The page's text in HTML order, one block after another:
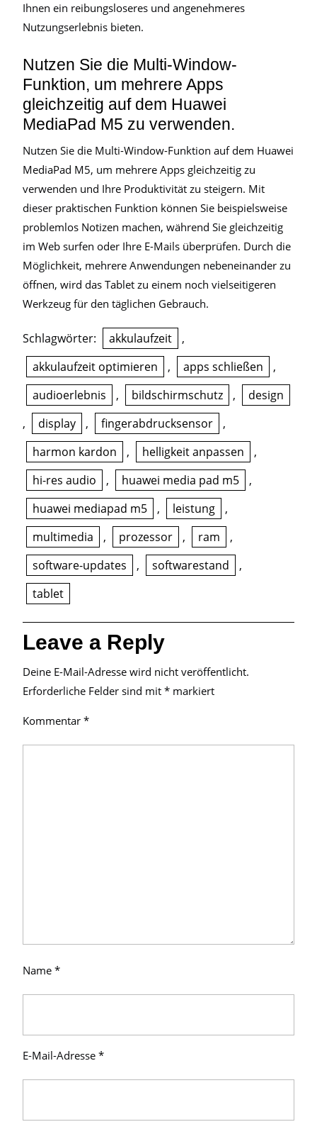
Ihnen ein reibungsloseres und angenehmeres
Nutzungserlebnis bieten.
Nutzen Sie die Multi-Window-
Funktion, um mehrere Apps
gleichzeitig auf dem Huawei
MediaPad M5 zu verwenden.
Nutzen Sie die Multi-Window-Funktion auf dem Huawei
MediaPad M5, um mehrere Apps gleichzeitig zu
verwenden und Ihre Produktivität zu steigern. Mit
dieser praktischen Funktion können Sie beispielsweise
problemlos Notizen machen, während Sie gleichzeitig
im Web surfen oder Ihre E-Mails überprüfen. Durch die
Möglichkeit, mehrere Anwendungen nebeneinander zu
öffnen, wird das Tablet zu einem noch vielseitigeren
Werkzeug für den täglichen Gebrauch.
Schlagwörter: akkulaufzeit
,
akkulaufzeit optimieren
, apps schließen
,
audioerlebnis
, bildschirmschutz ,
design
,
display , fingerabdrucksensor
,
harmon kardon
, helligkeit anpassen
,
hi-res audio
, huawei media pad m5
,
huawei mediapad m5
, leistung
,
multimedia
, prozessor , ram
,
software-updates
, softwarestand
,
tablet
Leave a Reply
Deine E-Mail-Adresse wird nicht veröffentlicht.
Erforderliche Felder sind mit * markiert
Kommentar *
Name *
E-Mail-Adresse *